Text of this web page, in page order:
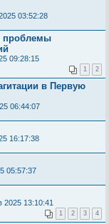
03:52:28
проблемы
09:28:15
1 2
в Первую
06:44:07
16:17:38
05:57:37
2025 13:10:41
1 2 3 4